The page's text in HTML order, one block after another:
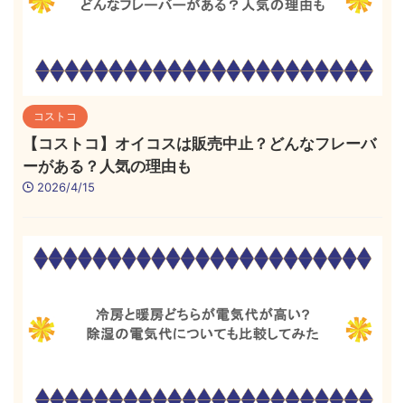
コストコ
【コストコ】オイコスは販売中止？どんなフレーバ
ーがある？人気の理由も
2026/4/15